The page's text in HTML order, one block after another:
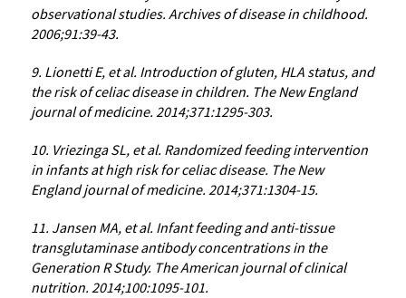
observational studies. Archives of disease in childhood.
2006;91:39-43.
9. Lionetti E, et al. Introduction of gluten, HLA status, and
the risk of celiac disease in children. The New England
journal of medicine. 2014;371:1295-303.
10. Vriezinga SL, et al. Randomized feeding intervention
in infants at high risk for celiac disease. The New
England journal of medicine. 2014;371:1304-15.
11. Jansen MA, et al. Infant feeding and anti-tissue
transglutaminase antibody concentrations in the
Generation R Study. The American journal of clinical
nutrition. 2014;100:1095-101.